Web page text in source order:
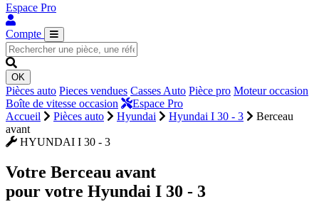
Espace Pro
Compte
OK
Pièces auto Pieces vendues Casses Auto Pièce pro Moteur occasion
Boîte de vitesse occasion
Espace Pro
Accueil
Pièces auto Hyundai Hyundai I 30 - 3
Berceau
avant
HYUNDAI I 30 - 3
Votre Berceau avant
pour votre Hyundai I 30 - 3